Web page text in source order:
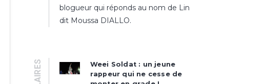
blogueur qui réponds au nom de Lin
dit Moussa DIALLO.
Weei Soldat : un jeune
rappeur qui ne cesse de